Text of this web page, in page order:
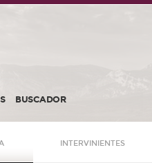
BUSCADOR
INTERVINIENTES